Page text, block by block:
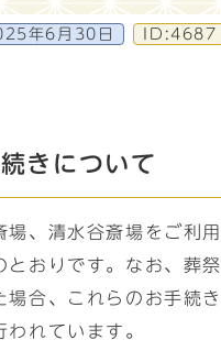
年6月30日 ID:4687
きについて
場、清水谷斎場をご利
とおりです。なお、葬
場合、これらのお手続
われています。